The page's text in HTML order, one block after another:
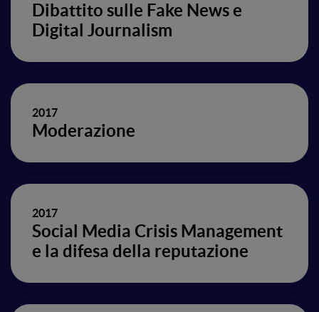
Dibattito sulle Fake News e
Digital Journalism
2017
Moderazione
2017
Social Media Crisis Management
e la difesa della reputazione